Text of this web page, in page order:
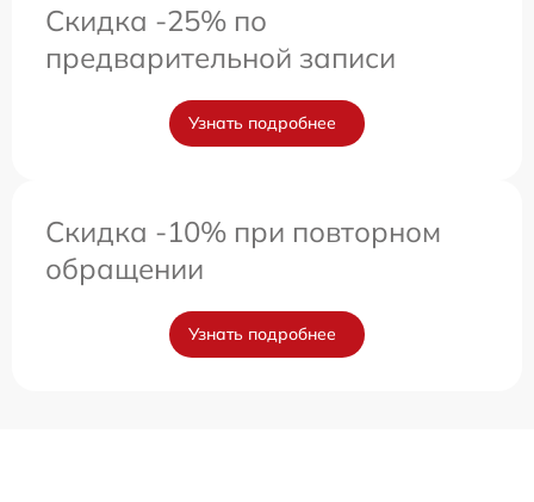
Скидка -25% по
предварительной записи
Узнать подробнее
Скидка -10% при повторном
обращении
Узнать подробнее